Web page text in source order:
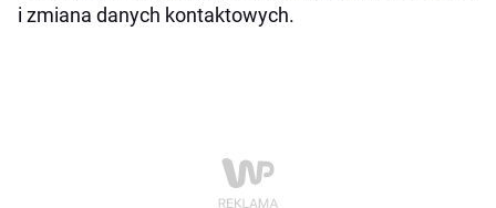
i zmiana danych kontaktowych.